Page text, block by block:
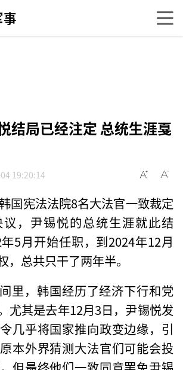
事
结局已经注定 总统生涯戛
19:20:14
国宪法法院8名大法官一致裁定
，尹锡悦的总统生涯就此结
5月开始任职，到2024年12月
，总共只干了两年半。
里，韩国经历了经济下行和党
尤其是去年12月3日，尹锡悦发
几乎将国家推向政变边缘，引
本外界猜测大法官们可能会投